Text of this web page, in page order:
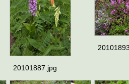
20101887.jpg